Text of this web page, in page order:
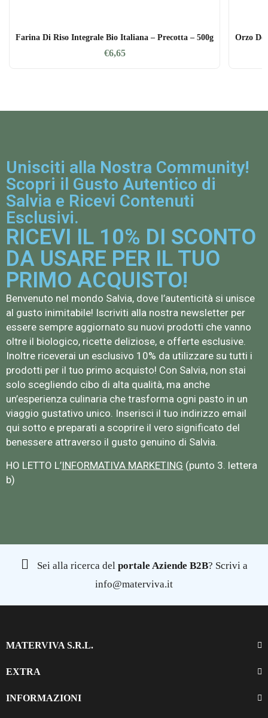
Farina Di Riso Integrale Bio Italiana – Precotta – 500g
€6,65
Orzo
Unisciti alla Nostra Community!
Scopri il Gusto Autentico di
Salvia e Ricevi Contenuti
Esclusivi.
RICEVI IL 10% DI SCONTO
DA USARE PER IL TUO
PRIMO ACQUISTO!
Benvenuto nel mondo Salvia, dove l’autenticità si unisce
al gusto inimitabile! Iscriviti alla nostra newsletter per
essere sempre aggiornato su nuovi prodotti che vanno
oltre il biologico, ricette deliziose, e offerte esclusive.
Inoltre riceverai un esclusivo 10% da utilizzare su tutti i
prodotti per il tuo primo acquisto! Con Salvia, non stai
solo scegliendo cibo di alta qualità, ma anche
un’esperienza culinaria che trasforma ogni pasto in un
viaggio gustativo unico. Inserisci il tuo indirizzo email
qui sotto e preparati a scoprire il vero significato del
benessere attraverso il gusto genuino di Salvia.
HO LETTO L’INFORMATIVA MARKETING (punto 3. lettera
b)
Sei alla ricerca del portale Aziende B2B? Scrivi a
info@materviva.it
MATERVIVA S.R.L.
EXTRA
INFORMAZIONI